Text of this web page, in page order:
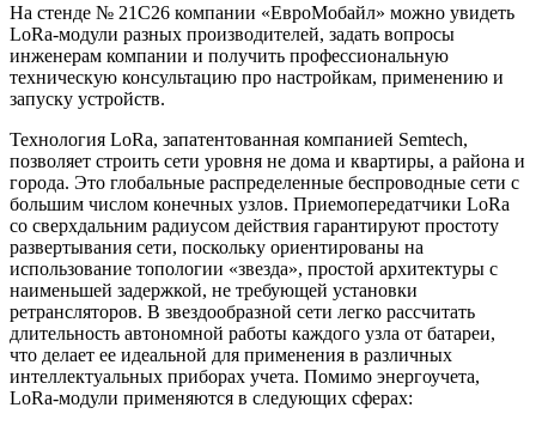
На стенде № 21C26 компании «ЕвроМобайл» можно увидеть
LoRa-модули разных производителей, задать вопросы
инженерам компании и получить профессиональную
техническую консультацию про настройкам, применению и
запуску устройств.
Технология LoRa, запатентованная компанией Semtech,
позволяет строить сети уровня не дома и квартиры, а района и
города. Это глобальные распределенные беспроводные сети с
большим числом конечных узлов. Приемопередатчики LoRa
со сверхдальним радиусом действия гарантируют простоту
развертывания сети, поскольку ориентированы на
использование топологии «звезда», простой архитектуры с
наименьшей задержкой, не требующей установки
ретрансляторов. В звездообразной сети легко рассчитать
длительность автономной работы каждого узла от батареи,
что делает ее идеальной для применения в различных
интеллектуальных приборах учета. Помимо энергоучета,
LoRa-модули применяются в следующих сферах: